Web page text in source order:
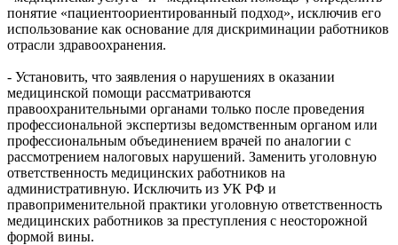
понятие «пациентоориентированный подход», исключив его
использование как основание для дискриминации работников
отрасли здравоохранения.
- Установить, что заявления о нарушениях в оказании
медицинской помощи рассматриваются
правоохранительными органами только после проведения
профессиональной экспертизы ведомственным органом или
профессиональным объединением врачей по аналогии с
рассмотрением налоговых нарушений. Заменить уголовную
ответственность медицинских работников на
административную. Исключить из УК РФ и
правоприменительной практики уголовную ответственность
медицинских работников за преступления с неосторожной
формой вины.